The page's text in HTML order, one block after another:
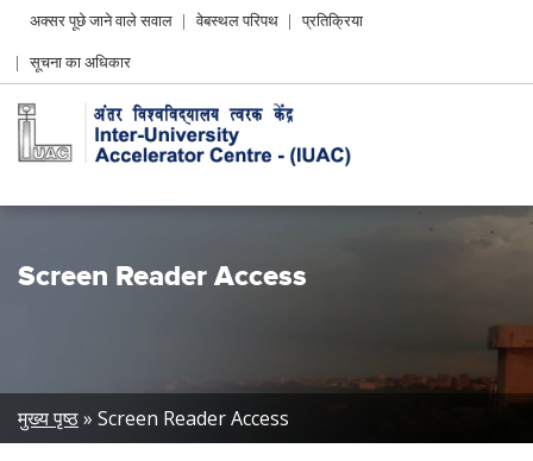
Header
menu
अक्सर पूछे जाने वाले सवाल वेबस्थल परिपथ
प्रतिक्रिया
सूचना का अधिकार
Screen Reader Access
Breadcrumb
मुख्य पृष्ठ Screen Reader Access